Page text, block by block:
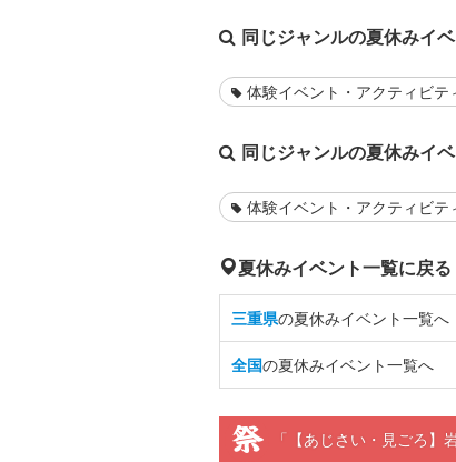
同じジャンルの夏休みイ
体験イベント・アクティビテ
同じジャンルの夏休みイ
体験イベント・アクティビテ
夏休みイベント一覧に戻る
三重県の夏休みイベント一覧へ
全国の夏休みイベント一覧へ
「【あじさい・見ごろ】